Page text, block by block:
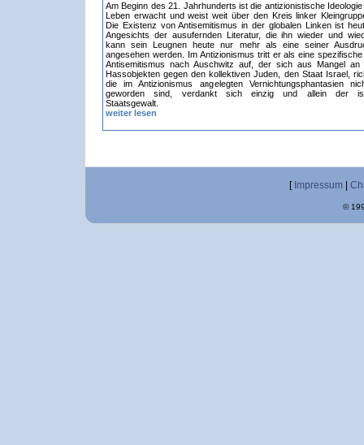
Am Beginn des 21. Jahrhunderts ist die antizionistische
Leben erwacht und weist weit über den Kreis linker
Die Existenz von Antisemitismus in der globalen Linken ist
Angesichts der ausufernden Literatur, die ihn wieder und
kann sein Leugnen heute nur mehr als eine seiner
angesehen werden. Im Antizionismus tritt er als eine
Antisemitismus nach Auschwitz auf, der sich aus Mangel an
Hassobjekten gegen den kollektiven Juden, den Staat Israel,
die im Antizionismus angelegten Vernichtungsphantasien
geworden sind, verdankt sich einzig und allein der
Staatsgewalt.
weiter lesen
[ Impressum
©